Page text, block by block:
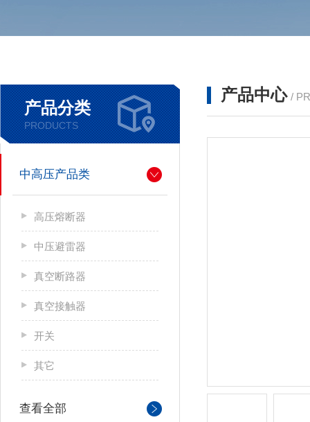
产品分类
PRODUCTS
中高压产品类
高压熔断器
中压避雷器
真空断路器
真空接触器
开关
其它
查看全部
产品中心 /